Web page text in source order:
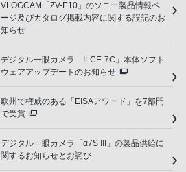
VLOGCAM「ZV-E10」のソニー製品情報ペ
ージ及びカタログ掲載内容に関する誤記のお
知らせ
デジタル一眼カメラ「ILCE-7C」本体ソフト
ウェアアップデートのお知らせ
欧州で権威のある「EISAアワード」を7部門
で受賞
デジタル一眼カメラ「α7S III」の製品供給に
関するお知らせとお詫び